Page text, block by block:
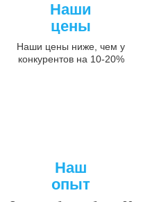
Наши
цены
Наши цены ниже, чем у
конкурентов на 10-20%
Наш
опыт